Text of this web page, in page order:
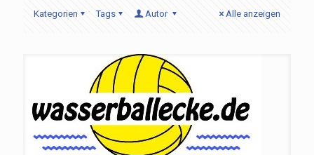
Kategorien Tags Autor Alle anzeigen